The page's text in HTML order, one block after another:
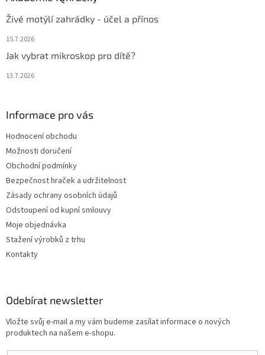
Živé motýlí zahrádky - účel a přínos
15.7.2026
Jak vybrat mikroskop pro dítě?
13.7.2026
Informace pro vás
Hodnocení obchodu
Možnosti doručení
Obchodní podmínky
Bezpečnost hraček a udržitelnost
Zásady ochrany osobních údajů
Odstoupení od kupní smlouvy
Moje objednávka
Stažení výrobků z trhu
Kontakty
Odebírat newsletter
Vložte svůj e-mail a my vám budeme zasílat informace o nových
produktech na našem e-shopu.